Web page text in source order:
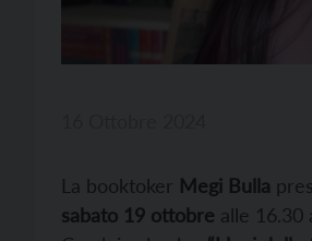
La booktoker Megi Bulla
sabato 19 ottobre alle 16.30